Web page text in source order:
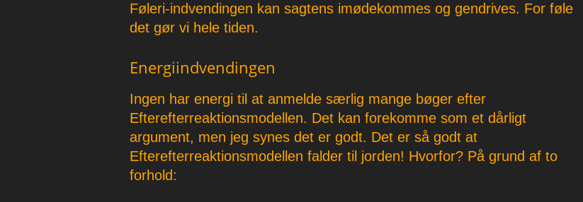
Føleri-indvendingen kan sagtens imødekommes og gendrives. For føle
det gør vi hele tiden.
Energiindvendingen
Ingen har energi til at anmelde særlig mange bøger efter
Efterefterreaktionsmodellen. Det kan forekomme som et dårligt
argument, men jeg synes det er godt. Det er så godt at
Efterefterreaktionsmodellen falder til jorden! Hvorfor? På grund af to
forhold: